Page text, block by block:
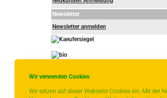
Wir verwenden Cookies
Wir setzen auf dieser Webseite Cookies ein. Mit der
Newsletter
Newsletter anmelden